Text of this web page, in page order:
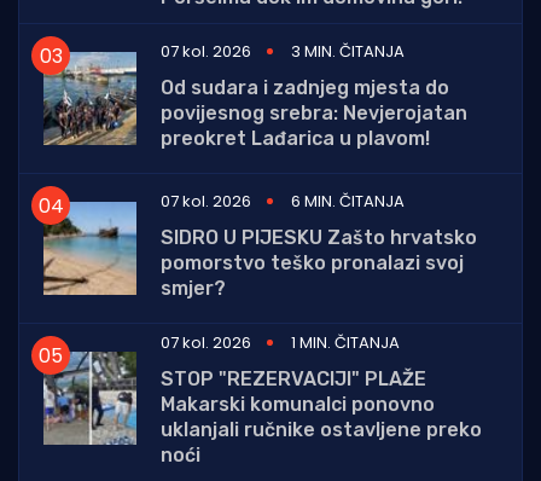
07 kol. 2026
3 MIN. ČITANJA
Od sudara i zadnjeg mjesta do
povijesnog srebra: Nevjerojatan
preokret Lađarica u plavom!
07 kol. 2026
6 MIN. ČITANJA
SIDRO U PIJESKU Zašto hrvatsko
pomorstvo teško pronalazi svoj
smjer?
07 kol. 2026
1 MIN. ČITANJA
STOP "REZERVACIJI" PLAŽE
Makarski komunalci ponovno
uklanjali ručnike ostavljene preko
noći